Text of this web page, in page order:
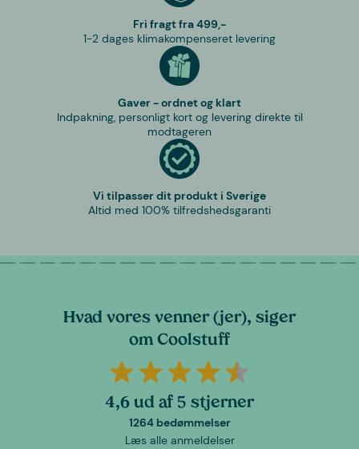
Fri fragt fra 499,-
1-2 dages klimakompenseret levering
Gaver - ordnet og klart
Indpakning, personligt kort og levering direkte til
modtageren
Vi tilpasser dit produkt i Sverige
Altid med 100% tilfredshedsgaranti
Hvad vores venner (jer), siger
om Coolstuff
4,6 ud af 5 stjerner
1264 bedømmelser
Læs alle anmeldelser